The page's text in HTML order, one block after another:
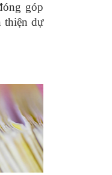
góp
thiện dự